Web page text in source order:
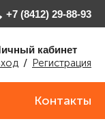
+7 (8412) 29-88-93
кабинет
/ Регистрация
Контакты